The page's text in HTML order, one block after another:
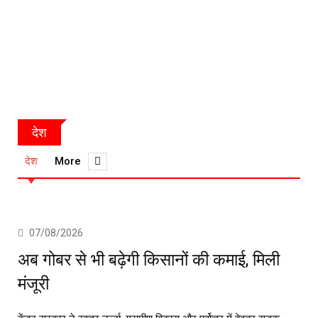
देश
देश More
07/08/2026
अब गोबर से भी बढ़ेगी किसानों की कमाई, मिली
मंजूरी